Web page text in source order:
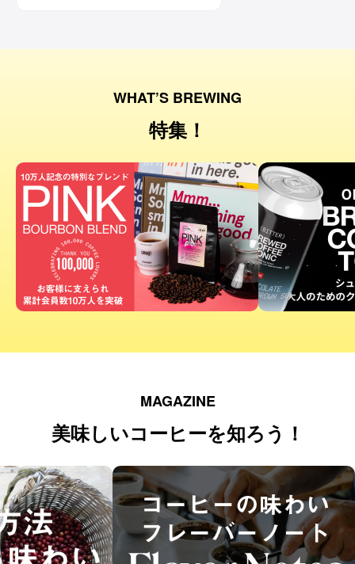
WHAT’S BREWING
特集！
MAGAZINE
美味しいコーヒーを知ろう！